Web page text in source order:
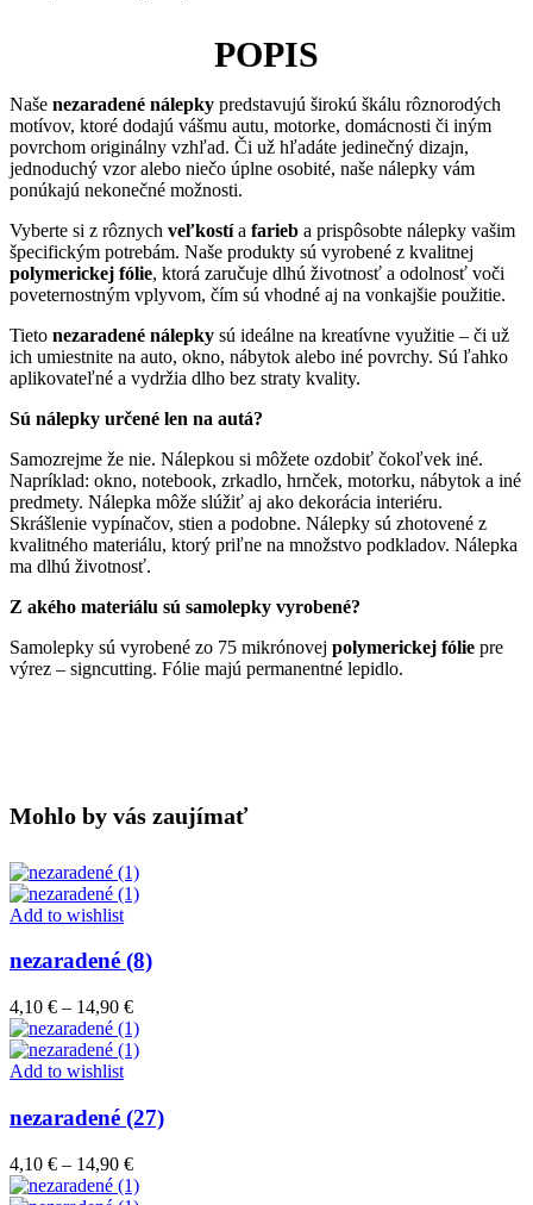
POPIS
Naše nezaradené nálepky predstavujú širokú škálu rôznorodých
motívov, ktoré dodajú vášmu autu, motorke, domácnosti či iným
povrchom originálny vzhľad. Či už hľadáte jedinečný dizajn,
jednoduchý vzor alebo niečo úplne osobité, naše nálepky vám
ponúkajú nekonečné možnosti.
Vyberte si z rôznych veľkostía farieb a prispôsobte nálepky vašim
špecifickým potrebám. Naše produkty sú vyrobené z kvalitnej
polymerickej fólie, ktorá zaručuje dlhú životnosť a odolnosť voči
poveternostným vplyvom, čím sú vhodné aj na vonkajšie použitie.
Tieto nezaradené nálepky sú ideálne na kreatívne využitie – či už
ich umiestnite na auto, okno, nábytok alebo iné povrchy. Sú ľahko
aplikovateľné a vydržia dlho bez straty kvality.
Sú nálepky určené len na autá?
Samozrejme že nie. Nálepkou si môžete ozdobiť čokoľvek iné.
Napríklad: okno, notebook, zrkadlo, hrnček, motorku, nábytok a iné
predmety. Nálepka môže slúžiť aj ako dekorácia interiéru.
Skrášlenie vypínačov, stien a podobne. Nálepky sú zhotovené z
kvalitného materiálu, ktorý priľne na množstvo podkladov. Nálepka
ma dlhú životnosť.
Z akého materiálu sú samolepky vyrobené?
Samolepky sú vyrobené zo 75 mikrónovej polymerickej fólie pre
výrez – signcutting. Fólie majú permanentné lepidlo.
Mohlo by vás zaujímať
Add to wishlist
nezaradené (8)
4,10 € – 14,90 €Price
range:
4,10 €
Add to wishlist
nezaradené (27)
4,10 € – 14,90 €Price
range: